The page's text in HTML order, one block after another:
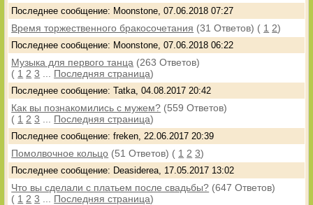
Последнее сообщение: Moonstone, 07.06.2018 07:27
Время торжественного бракосочетания (31 Ответов) ( 1 2)
Последнее сообщение: Moonstone, 07.06.2018 06:22
Музыка для первого танца (263 Ответов)
( 1 2 3 Последняя страница)
Последнее сообщение: Tatka, 04.08.2017 20:42
Как вы познакомились с мужем? (559 Ответов)
( 1 2 3 Последняя страница)
Последнее сообщение: freken, 22.06.2017 20:39
Помолвочное кольцо (51 Ответов) ( 1 2 3)
Последнее сообщение: Deasiderea, 17.05.2017 13:02
Что вы сделали с платьем после свадьбы? (647 Ответов)
( 1 2 3 Последняя страница)